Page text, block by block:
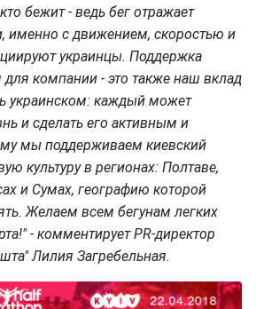
бежит - ведь бег отражает
именно с движением, скоростью и
украинцы. Поддержка
компании - это также наш вклад
украинском: каждый может
и сделать его активным и
мы поддерживаем киевский
культуру в регионах: Полтаве,
и Сумах, географию которой
Желаем всем бегунам легких
- комментирует PR-директор
Лилия Загребельная.